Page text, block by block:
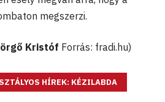
megszerzi.
Kristóf Forrás: fradi.hu)
HÍREK: KÉZILABDA